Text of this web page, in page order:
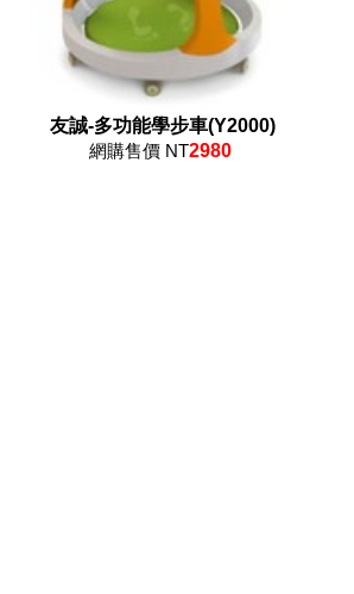
友誠-多功能學步車(Y2000)
網購售價 NT2980